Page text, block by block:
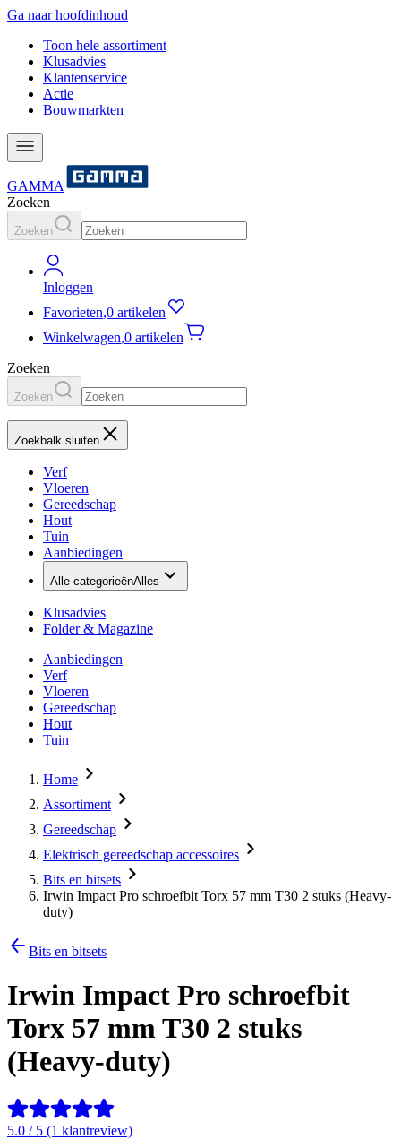
Ga naar hoofdinhoud
Toon hele assortiment
Klusadvies
Klantenservice
Actie
Bouwmarkten
GAMMA
Zoeken
Zoeken
Inloggen
Favorieten,0 artikelen
Winkelwagen,0 artikelen
Zoeken
Zoeken
Zoekbalk sluiten
Verf
Vloeren
Gereedschap
Hout
Tuin
Aanbiedingen
Alle categorieënAlles
Klusadvies
Folder & Magazine
Aanbiedingen
Verf
Vloeren
Gereedschap
Hout
Tuin
Home
Assortiment
Gereedschap
Elektrisch gereedschap accessoires
Bits en bitsets
Irwin Impact Pro schroefbit Torx 57 mm T30 2 stuks (Heavy-
duty)
Bits en bitsets
Irwin Impact Pro schroefbit
Torx 57 mm T30 2 stuks
(Heavy-duty)
5.0 / 5 (1 klantreview)